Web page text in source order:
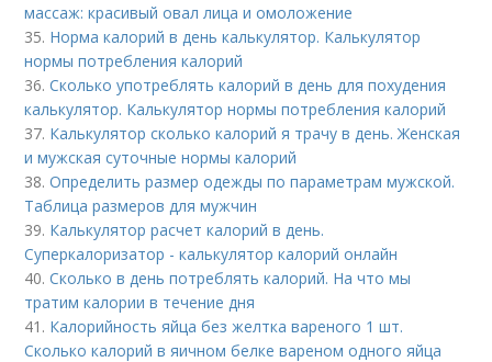
массаж: красивый овал лица и омоложение
35. Норма калорий в день калькулятор. Калькулятор
нормы потребления калорий
36.Сколько употреблять калорий в день для похудения
калькулятор. Калькулятор нормы потребления калорий
37. Калькулятор сколько калорий я трачу в день. Женская
и мужская суточные нормы калорий
38.Определить размер одежды по параметрам мужской.
Таблица размеров для мужчин
39. Калькулятор расчет калорий в день.
Суперкалоризатор - калькулятор калорий онлайн
40.Сколько в день потреблять калорий. На что мы
тратим калории в течение дня
41. Калорийность яйца без желтка вареного 1 шт.
Сколько калорий в яичном белке вареном одного яйца